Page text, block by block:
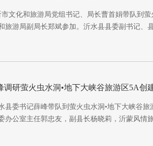
市文化和旅游局党组书记、局长曹首娟带队到
旅游局副局长郑斌参加。沂水县县委副书记
调研萤火虫水洞•地下大峡谷旅游区5A创
县委书记薛峰带队到萤火虫水洞•地下大峡谷
办公室主任郭忠友，副县长杨晓莉，沂蒙风